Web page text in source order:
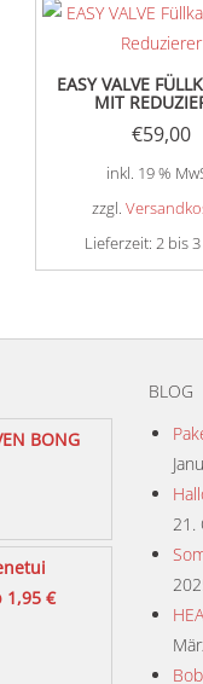
EASY VALVE
MIT
€59,00
inkl. 19 %
zzgl.
Lieferzeit:2 bis
BONG
€
BLOG
21.